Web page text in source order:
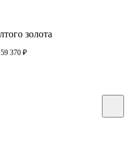
золота
370 ₽